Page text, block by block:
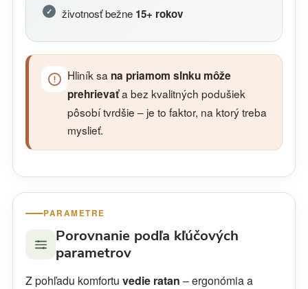
životnosť bežne 15+ rokov
Hliník sa na priamom slnku môže
prehrievaťa bez kvalitných podušiek
pôsobí tvrdšie – je to faktor, na ktorý treba
myslieť.
PARAMETRE
Porovnanie podľa kľúčových
parametrov
Z pohľadu komfortu vedie ratan – ergonómia a